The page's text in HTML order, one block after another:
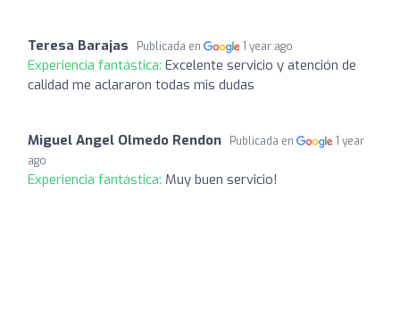
Teresa Barajas Publicada en 1 year ago
Experiencia fantástica: Excelente servicio y atención de
calidad me aclararon todas mis dudas
Miguel Angel Olmedo Rendon Publicada en
1 year
ago
Experiencia fantástica: Muy buen servicio!